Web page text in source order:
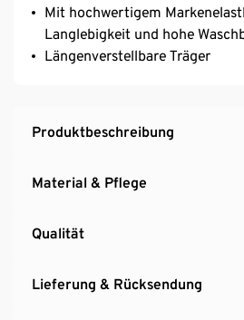
Mit hochwertigem
Langlebigkeit und hohe
Längenverstellbare Träger
Produktbeschreibung
Material & Pflege
Qualität
Lieferung & Rücksendung